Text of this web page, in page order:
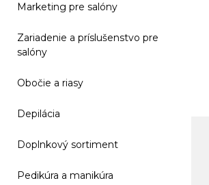
Marketing pre salóny
Zariadenie a príslušenstvo pre
salóny
Obočie a riasy
Depilácia
Doplnkový sortiment
Pedikúra a manikúra